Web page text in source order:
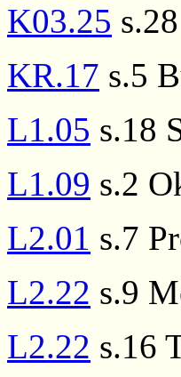
K03.25
KR.17 s.5
L1.05 s.18
L1.09 s.2
L2.01 s.7
L2.22 s.9
L2.22 s.16